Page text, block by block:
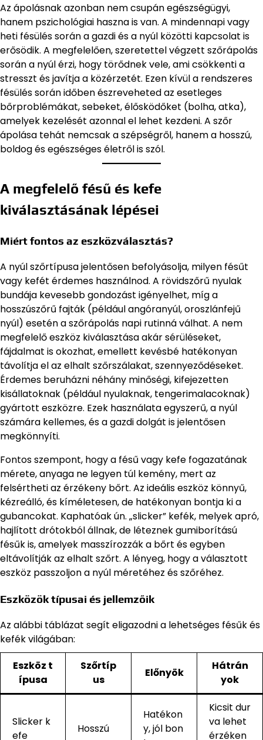
Az ápolásnak azonban nem csupán egészségügyi,
hanem pszichológiai haszna is van. A mindennapi vagy
heti fésülés során a gazdi és a nyúl közötti kapcsolat is
erősödik. A megfelelően, szeretettel végzett szőrápolás
során a nyúl érzi, hogy törődnek vele, ami csökkenti a
stresszt és javítja a közérzetét. Ezen kívül a rendszeres
fésülés során időben észreveheted az esetleges
bőrproblémákat, sebeket, élősködőket (bolha, atka),
amelyek kezelését azonnal el lehet kezdeni. A szőr
ápolása tehát nemcsak a szépségről, hanem a hosszú,
boldog és egészséges életről is szól.
A megfelelő fésű és kefe
kiválasztásának lépései
Miért fontos az eszközválasztás?
A nyúl szőrtípusa jelentősen befolyásolja, milyen fésűt
vagy kefét érdemes használnod. A rövidszőrű nyulak
bundája kevesebb gondozást igényelhet, míg a
hosszúszőrű fajták (például angóranyúl, oroszlánfejű
nyúl) esetén a szőrápolás napi rutinná válhat. A nem
megfelelő eszköz kiválasztása akár sérüléseket,
fájdalmat is okozhat, emellett kevésbé hatékonyan
távolítja el az elhalt szőrszálakat, szennyeződéseket.
Érdemes beruházni néhány minőségi, kifejezetten
kisállatoknak (például nyulaknak, tengerimalacoknak)
gyártott eszközre. Ezek használata egyszerű, a nyúl
számára kellemes, és a gazdi dolgát is jelentősen
megkönnyíti.
Fontos szempont, hogy a fésű vagy kefe fogazatának
mérete, anyaga ne legyen túl kemény, mert az
felsértheti az érzékeny bőrt. Az ideális eszköz könnyű,
kézreálló, és kíméletesen, de hatékonyan bontja ki a
gubancokat. Kaphatóak ún. „slicker” kefék, melyek apró,
hajlított drótokból állnak, de léteznek gumiborítású
fésűk is, amelyek masszírozzák a bőrt és egyben
eltávolítják az elhalt szőrt. A lényeg, hogy a választott
eszköz passzoljon a nyúl méretéhez és szőréhez.
Eszközök típusai és jellemzőik
Az alábbi táblázat segít eligazodni a lehetséges fésűk és
kefék világában:
Eszköz t
ípusa
Szőrtíp
us
Előnyök
Hátrán
yok
Slicker k
efe
Hosszú
Hatékon
y, jól bon
Kicsit dur
va lehet
érzéken